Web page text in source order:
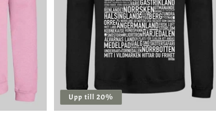
Upp till 20%